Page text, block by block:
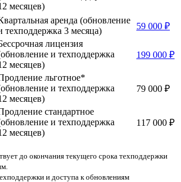
месяцев)
аренда (обновление
техподдержка 3 месяца)
59 000 ₽
лицензия
и техподдержка
месяцев)
199 000 ₽
льготное*
и техподдержка
месяцев)
79 000 ₽
стандартное
и техподдержка
месяцев)
117 000 ₽
до окончания текущего срока техподдержки
и доступа к обновлениям